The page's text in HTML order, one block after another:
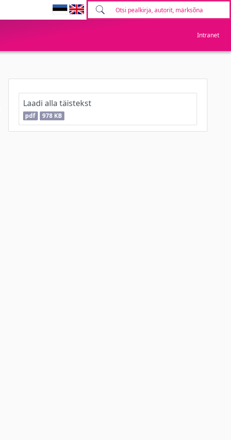
Intranet
Laadi alla täistekst
pdf 978 KB